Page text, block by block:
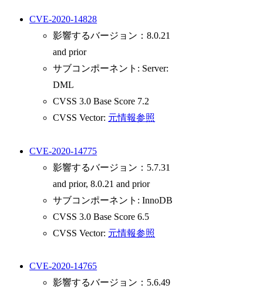
CVE-2020-14828
影響するバージョン：8.0.21
and prior
サブコンポーネント: Server:
DML
CVSS 3.0 Base Score 7.2
CVSS Vector: 元情報参照
CVE-2020-14775
影響するバージョン：5.7.31
and prior, 8.0.21 and prior
サブコンポーネント: InnoDB
CVSS 3.0 Base Score 6.5
CVSS Vector: 元情報参照
CVE-2020-14765
影響するバージョン：5.6.49